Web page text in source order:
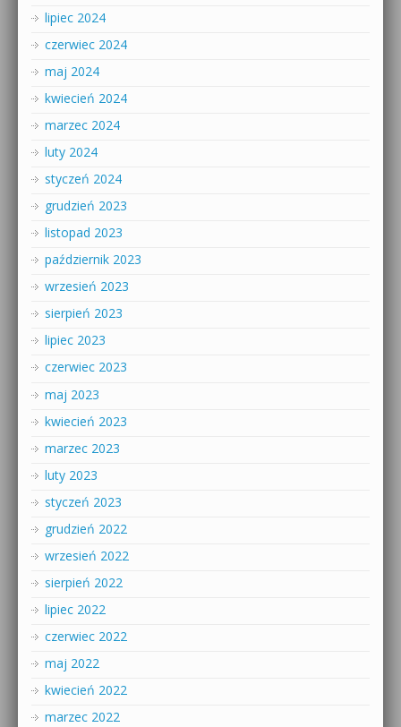
lipiec 2024
czerwiec 2024
maj 2024
kwiecień 2024
marzec 2024
luty 2024
styczeń 2024
grudzień 2023
listopad 2023
październik 2023
wrzesień 2023
sierpień 2023
lipiec 2023
czerwiec 2023
maj 2023
kwiecień 2023
marzec 2023
luty 2023
styczeń 2023
grudzień 2022
wrzesień 2022
sierpień 2022
lipiec 2022
czerwiec 2022
maj 2022
kwiecień 2022
marzec 2022